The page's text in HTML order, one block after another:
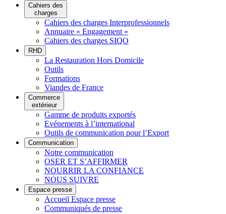
Cahiers des
charges
Cahiers des charges Interprofessionnels
Annuaire « Engagement »
Cahiers des charges SIQO
RHD
La Restauration Hors Domicile
Outils
Formations
Viandes de France
Commerce
extérieur
Gamme de produits exportés
Evénements à l’international
Outils de communication pour l’Export
Communication
Notre communication
OSER ET S’AFFIRMER
NOURRIR LA CONFIANCE
NOUS SUIVRE
Espace presse
Accueil Espace presse
Communiqués de presse